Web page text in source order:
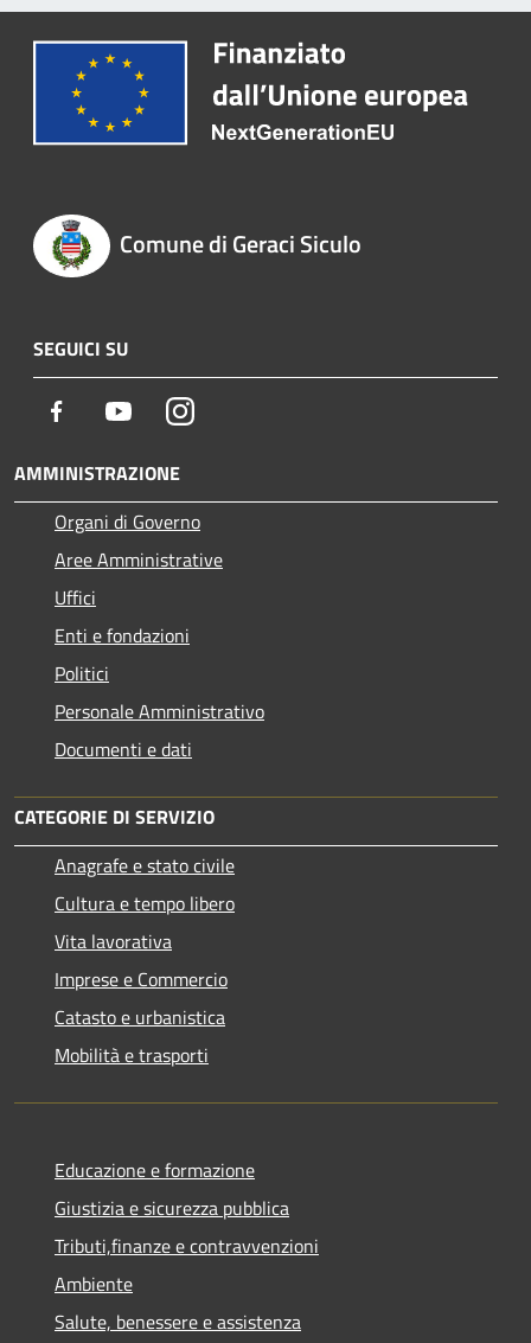
Comune di Geraci Siculo
SEGUICI SU
Facebook YoutubeInstagram
AMMINISTRAZIONE
Organi di Governo
Aree Amministrative
Uffici
Enti e fondazioni
Politici
Personale Amministrativo
Documenti e dati
CATEGORIE DI SERVIZIO
Anagrafe e stato civile
Cultura e tempo libero
Vita lavorativa
Imprese e Commercio
Catasto e urbanistica
Mobilità e trasporti
Educazione e formazione
Giustizia e sicurezza pubblica
Tributi,finanze e contravvenzioni
Ambiente
Salute, benessere e assistenza